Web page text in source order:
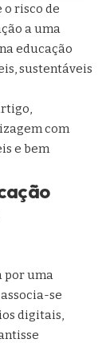
risco de
a uma
educação
sustentáveis
com
e bem
por uma
se
digitais,